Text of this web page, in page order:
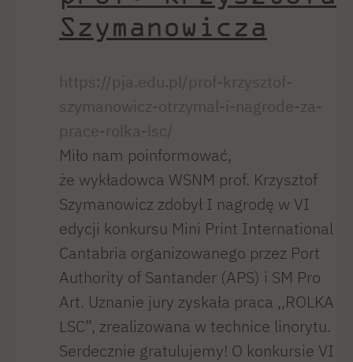
Szymanowicza
https://pja.edu.pl/prof-krzysztof-
szymanowicz-otrzymal-i-nagrode-za-
prace-rolka-lsc/
Miło nam poinformować,
że wykładowca WSNM prof. Krzysztof
Szymanowicz zdobył I nagrodę w VI
edycji konkursu Mini Print International
Cantabria organizowanego przez Port
Authority of Santander (APS) i SM Pro
Art. Uznanie jury zyskała praca ,,ROLKA
LSC”, zrealizowana w technice linorytu.
Serdecznie gratulujemy! O konkursie VI